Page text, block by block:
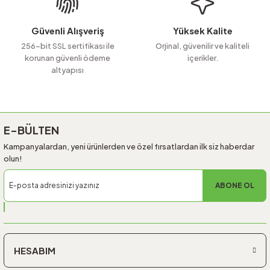
Bu ürüne benzer farklı alternatifler olmalı.
Güvenli Alışveriş
256-bit SSL sertifikası ile
korunan güvenli ödeme
altyapısı
Yüksek Kalite
Orjinal, güvenilir ve kaliteli
içerikler.
E-BÜLTEN
Kampanyalardan, yeni ürünlerden ve özel fırsatlardan ilk siz haberdar
olun!
ABONE OL
HESABIM